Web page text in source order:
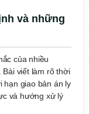
và những
của nhiều
viết làm rõ thời
hạn giao bản án ly
và hướng xử lý